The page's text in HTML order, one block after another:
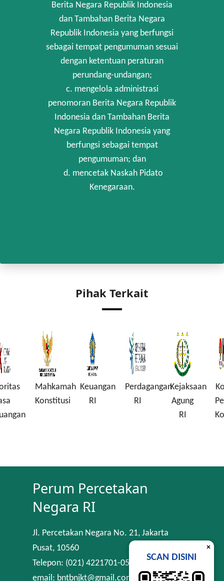
Berita Negara Republik Indonesia
dan Tambahan Berita Negara
Republik Indonesia yang berfungsi
sebagai tempat pengumuman sesuai
dengan ketentuan peraturan
perundang-undangan;
c. mengelola administrasi
penomoran Berita Negara Republik
Indonesia dan Tambahan Berita
Negara Republik Indonesia yang
berfungsi sebagai tempat
pengumuman; dan
d. mencetak Naskah Pidato
Kenegaraan.
Pihak Terkait
Mahkamah
Konstitusi
Keuangan
RI
PerdaganganKejaksaan
Komisi
Korupsi
Perum Percetakan
Negara RI
Jl. Percetakan Negara No. 21, Jakarta
Pusat, 10560
Telepon: (021) 4221701-05
email: bntbnjkt@gmail.com
×
SCAN DISINI